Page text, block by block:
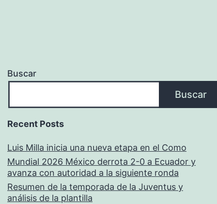
Buscar
Buscar
Recent Posts
Luis Milla inicia una nueva etapa en el Como
Mundial 2026 México derrota 2-0 a Ecuador y
avanza con autoridad a la siguiente ronda
Resumen de la temporada de la Juventus y
análisis de la plantilla